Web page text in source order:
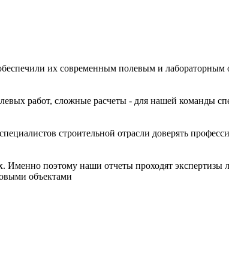
их современным полевым и
работ, сложные расчеты - для нашей команды
строительной отрасли доверять
поэтому наши отчеты проходят экспертизы
объектами